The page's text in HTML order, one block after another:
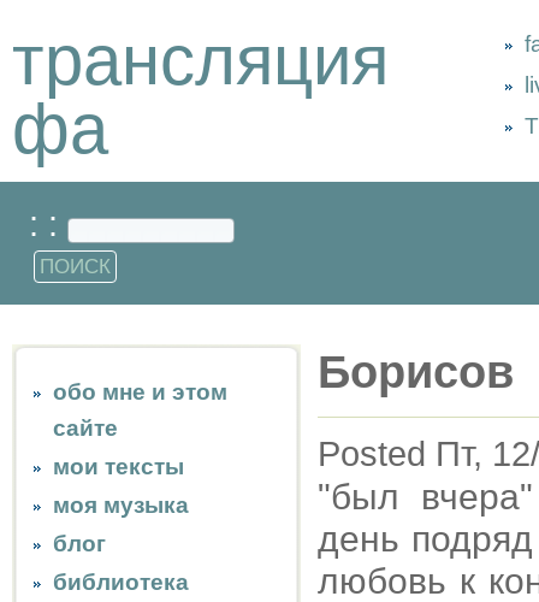
трансляция
фа
: :
обо мне и этом
сайте
мои тексты
моя музыка
блог
библиотека
Борисов
Posted Пт,
"был
день
любовь к